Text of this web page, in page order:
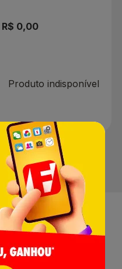
R$ 0,00
Produto indisponível